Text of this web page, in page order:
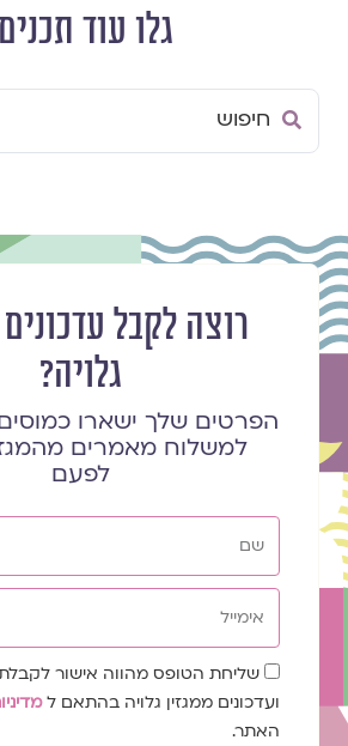
גלו עוד
Search
רוצה לקבל
גלויה?
הפרטים שלך ישארו
למשלוח מאמרים
לפעם
שדה
הסכמה
שליחת הטופס מהווה אישור לקבלת
ועדכונים ממגזין גלויה בהתאם ל
האתר.